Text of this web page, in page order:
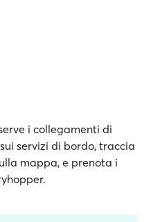
i collegamenti di
servizi di bordo, traccia
mappa, e prenota i